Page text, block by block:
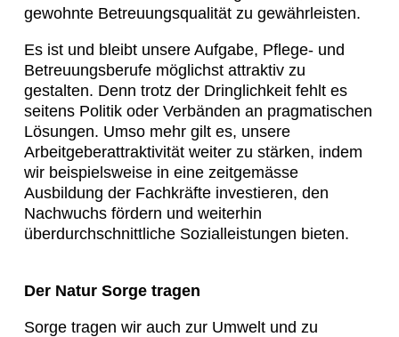
gewohnte Betreuungsqualität zu gewährleisten.
Es ist und bleibt unsere Aufgabe, Pflege- und
Betreuungsberufe möglichst attraktiv zu
gestalten. Denn trotz der Dringlichkeit fehlt es
seitens Politik oder Verbänden an pragmatischen
Lösungen. Umso mehr gilt es, unsere
Arbeitgeberattraktivität weiter zu stärken, indem
wir beispielsweise in eine zeitgemässe
Ausbildung der Fachkräfte investieren, den
Nachwuchs fördern und weiterhin
überdurchschnittliche Sozialleistungen bieten.
Der Natur Sorge tragen
Sorge tragen wir auch zur Umwelt und zu